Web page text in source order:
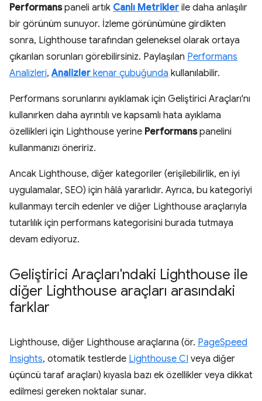
Performanspaneli artık Canlı Metrikler ile daha anlaşılır
bir görünüm sunuyor. İzleme görünümüne girdikten
sonra, Lighthouse tarafından geleneksel olarak ortaya
çıkarılan sorunları görebilirsiniz. Paylaşılan Performans
Analizleri,Analizler kenar çubuğunda kullanılabilir.
Performans sorunlarını ayıklamak için Geliştirici Araçları'nı
kullanırken daha ayrıntılı ve kapsamlı hata ayıklama
özellikleri için Lighthouse yerine Performanspanelini
kullanmanızı öneririz.
Ancak Lighthouse, diğer kategoriler (erişilebilirlik, en iyi
uygulamalar, SEO) için hâlâ yararlıdır. Ayrıca, bu kategoriyi
kullanmayı tercih edenler ve diğer Lighthouse araçlarıyla
tutarlılık için performans kategorisini burada tutmaya
devam ediyoruz.
Geliştirici Araçları'ndaki Lighthouse ile
diğer Lighthouse araçları arasındaki
farklar
Lighthouse, diğer Lighthouse araçlarına (ör. PageSpeed
Insights, otomatik testlerde Lighthouse CI veya diğer
üçüncü taraf araçları) kıyasla bazı ek özellikler veya dikkat
edilmesi gereken noktalar sunar.